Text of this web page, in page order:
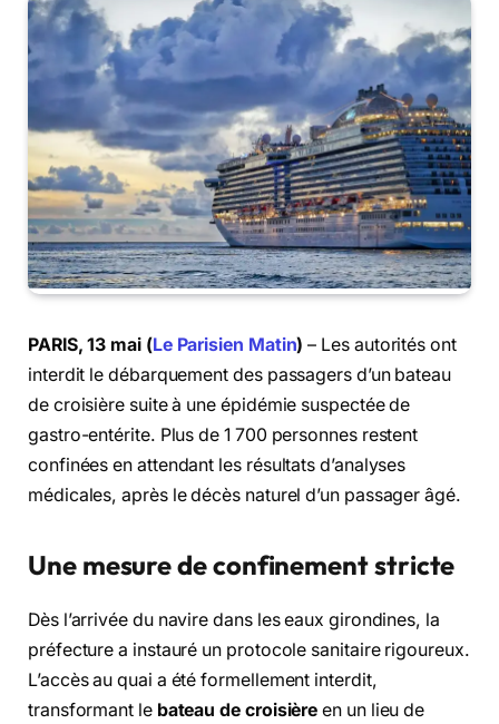
PARIS, 13 mai (Le Parisien Matin) – Les autorités ont
interdit le débarquement des passagers d’un bateau
de croisière suite à une épidémie suspectée de
gastro-entérite. Plus de 1 700 personnes restent
confinées en attendant les résultats d’analyses
médicales, après le décès naturel d’un passager âgé.
Une mesure de confinement stricte
Dès l’arrivée du navire dans les eaux girondines, la
préfecture a instauré un protocole sanitaire rigoureux.
L’accès au quai a été formellement interdit,
transformant le bateau de croisière en un lieu de